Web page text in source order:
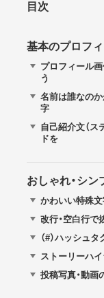
目次
基本のプロフ
プロフィール画
う
名前は誰なの
字
自己紹介文（ス
ドを
おしゃれ・シ
かわいい特殊文
改行・空白行
（#）ハッシュタ
ストーリーハ
投稿写真・動画